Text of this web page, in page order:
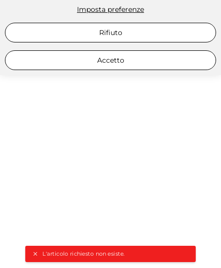
L'articolo richiesto non esiste.
Imposta preferenze
Rifiuto
Accetto